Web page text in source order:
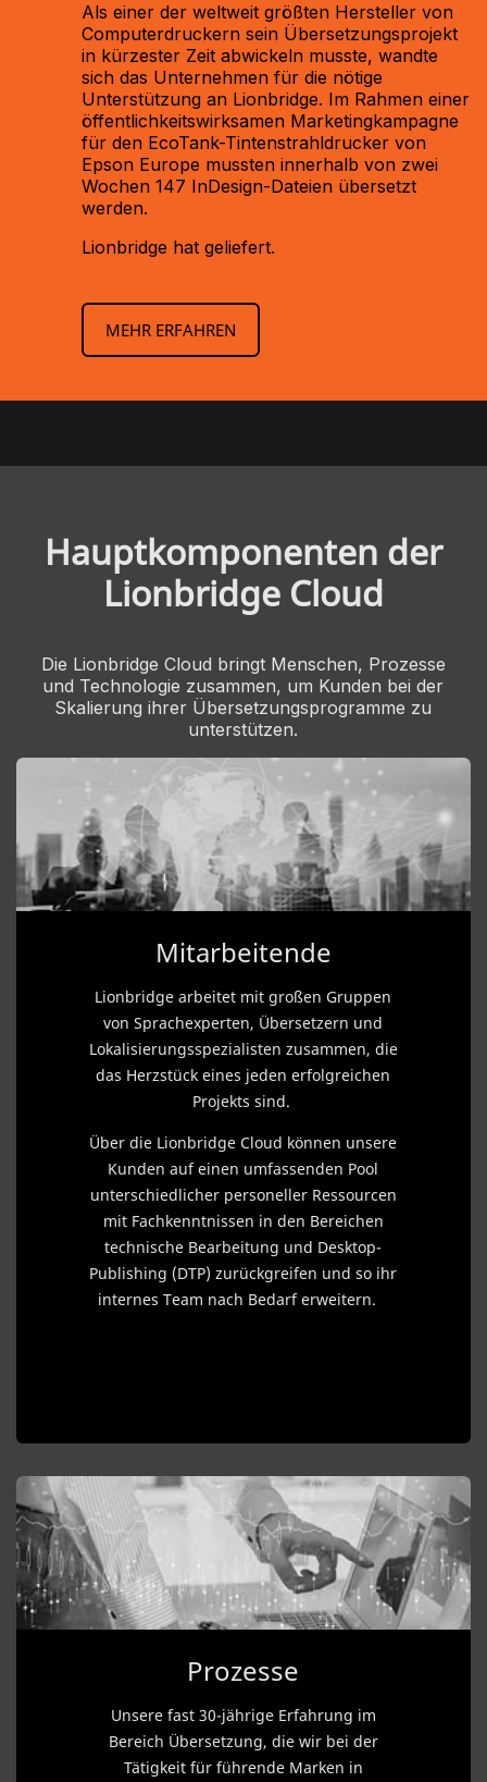
Als einer der weltweit größten Hersteller von
Computerdruckern sein Übersetzungsprojekt
in kürzester Zeit abwickeln musste, wandte
sich das Unternehmen für die nötige
Unterstützung an Lionbridge. Im Rahmen einer
öffentlichkeitswirksamen Marketingkampagne
für den EcoTank-Tintenstrahldrucker von
Epson Europe mussten innerhalb von zwei
Wochen 147 InDesign-Dateien übersetzt
werden.
Lionbridge hat geliefert.
MEHR ERFAHREN
Haupt­komponenten der
Lionbridge Cloud
Die Lionbridge Cloud bringt Menschen, Prozesse
und Technologie zusammen, um Kunden bei der
Skalierung ihrer Übersetzungs­programme zu
unterstützen.
Mitarbeitende
Lionbridge arbeitet mit großen Gruppen
von Sprachexperten, Übersetzern und
Lokalisierungs­spezialisten zusammen, die
das Herzstück eines jeden erfolgreichen
Projekts sind.
Über die Lionbridge Cloud können unsere
Kunden auf einen umfassenden Pool
unterschiedlicher personeller Ressourcen
mit Fachkenntnissen in den Bereichen
technische Bearbeitung und Desktop-
Publishing (DTP) zurückgreifen und so ihr
internes Team nach Bedarf erweitern.
Prozesse
Unsere fast 30-jährige Erfahrung im
Bereich Übersetzung, die wir bei der
Tätigkeit für führende Marken in